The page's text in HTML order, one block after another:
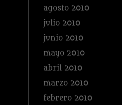
agosto 2010
julio 2010
junio 2010
mayo 2010
abril 2010
marzo 2010
febrero 2010